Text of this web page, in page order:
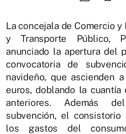
La concejala de Comercio
y Transporte Público,
anunciado la apertura del
convocatoria de
navideño, que ascienden
euros, doblando la cuantía
anteriores. Además
subvención, el consistorio
los gastos del